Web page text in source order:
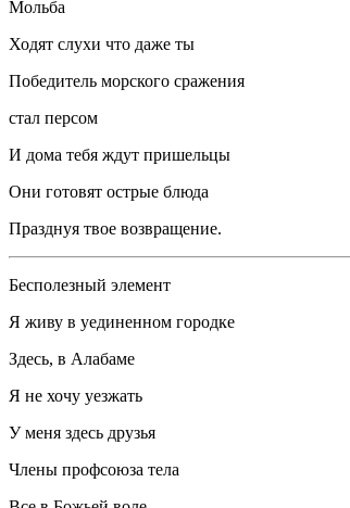
Мольба
Ходят слухи что даже ты
Победитель морского сражения
стал персом
И дома тебя ждут пришельцы
Они готовят острые блюда
Празднуя твое возвращение.
Бесполезный элемент
Я живу в уединенном городке
Здесь, в Алабаме
Я не хочу уезжать
У меня здесь друзья
Члены профсоюза тела